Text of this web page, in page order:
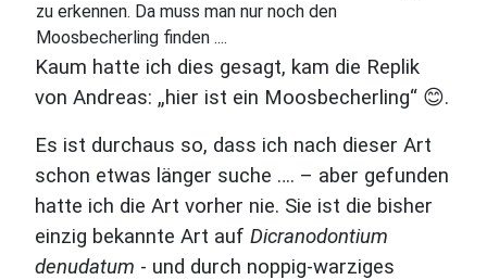
zu erkennen. Da muss man nur noch den
Moosbecherling finden ....
Kaum hatte ich dies gesagt, kam die Replik
von Andreas: „hier ist ein Moosbecherling“ 😊.
Es ist durchaus so, dass ich nach dieser Art
schon etwas länger suche …. – aber gefunden
hatte ich die Art vorher nie. Sie ist die bisher
einzig bekannte Art auf Dicranodontium
denudatum - und durch noppig-warziges